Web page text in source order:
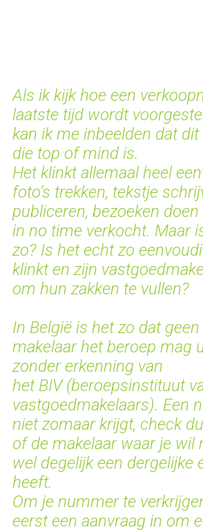
Als ik kijk hoe een
laatste tijd wordt
kan ik me inbeelden dat dit
die top of mind is.
Het klinkt allemaal heel
foto’s trekken, tekstje
publiceren, bezoeken
in no time verkocht. Maar
zo? Is het echt zo
klinkt en zijn
om hun zakken te vullen?
In België is het zo dat
makelaar het beroep mag
zonder erkenning van
het BIV(beroepsinstituut
vastgoedmakelaars). Een
niet zomaar krijgt, check
of de makelaar waar je wil
wel degelijk een dergelijke
heeft.
Om je nummer te
eerst een aanvraag in om